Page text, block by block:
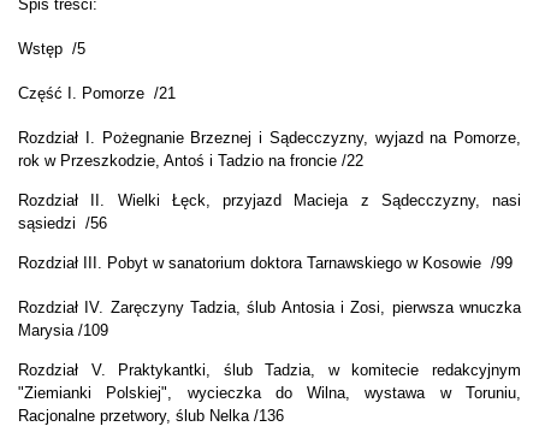
Spis treści:
Wstęp /5
Część I. Pomorze /21
Rozdział I. Pożegnanie Brzeznej i Sądecczyzny, wyjazd na Pomorze,
rok w Przeszkodzie, Antoś i Tadzio na froncie /22
Rozdział II. Wielki Łęck, przyjazd Macieja z Sądecczyzny, nasi
sąsiedzi /56
Rozdział III. Pobyt w sanatorium doktora Tarnawskiego w Kosowie /99
Rozdział IV. Zaręczyny Tadzia, ślub Antosia i Zosi, pierwsza wnuczka
Marysia /109
Rozdział V. Praktykantki, ślub Tadzia, w komitecie redakcyjnym
"Ziemianki Polskiej", wycieczka do Wilna, wystawa w Toruniu,
Racjonalne przetwory, ślub Nelka /136